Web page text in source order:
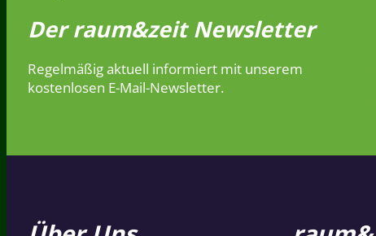
Der raum&zeit Newsletter
Regelmäßig aktuell informiert mit unserem
kostenlosen E-Mail-Newsletter.